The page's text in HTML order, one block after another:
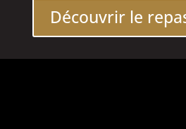
Découvrir le